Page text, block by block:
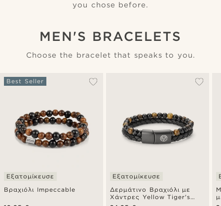
you chose before.
MEN'S BRACELETS
Choose the bracelet that speaks to you.
Βραχιόλι Impeccable
Best Seller
Εξατομίκευσε
Δερμάτινο Βραχιόλι με
Χάντρες Yellow Tiger's
Eye & Leather Icon
Εξατομίκευσε